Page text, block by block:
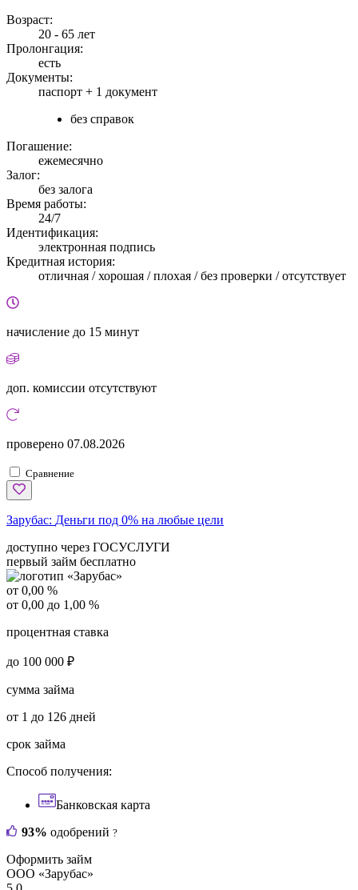
Возраст:
20 - 65 лет
Пролонгация:
есть
Документы:
паспорт + 1 документ
без справок
Погашение:
ежемесячно
Залог:
без залога
Время работы:
24/7
Идентификация:
электронная подпись
Кредитная история:
отличная / хорошая / плохая / без проверки / отсутствует
начисление до 15 минут
доп. комиссии отсутствуют
проверено 07.08.2026
Сравнение
Зарубас: Деньги под 0% на любые цели
доступно через ГОСУСЛУГИ
первый займ бесплатно
от 0,00 %
от 0,00 до 1,00 %
процентная ставка
до 100 000 ₽
сумма займа
от 1 до 126 дней
срок займа
Способ получения:
Банковская карта
93% одобрений ?
Оформить займ
ООО «Зарубас»